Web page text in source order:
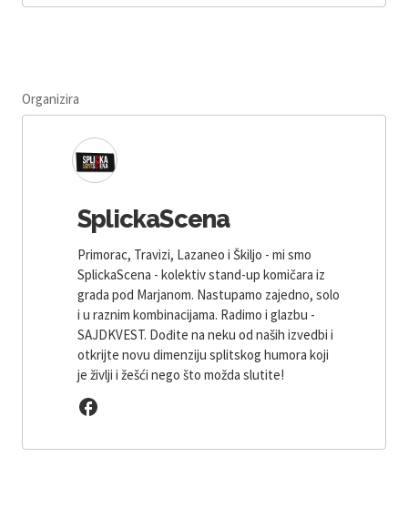
Organizira
SplickaScena
Primorac, Travizi, Lazaneo i Škiljo - mi smo
SplickaScena - kolektiv stand-up komičara iz
grada pod Marjanom. Nastupamo zajedno, solo
i u raznim kombinacijama. Radimo i glazbu -
SAJDKVEST. Dođite na neku od naših izvedbi i
otkrijte novu dimenziju splitskog humora koji
je življi i žešći nego što možda slutite!